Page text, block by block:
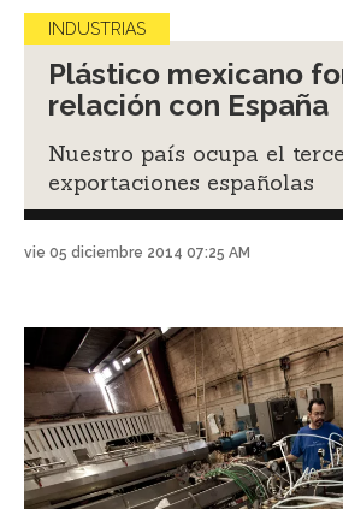
INDUSTRIAS
Plástico mexicano
relación con España
Nuestro país ocupa el
exportaciones españolas
vie 05 diciembre 2014 07:25 AM